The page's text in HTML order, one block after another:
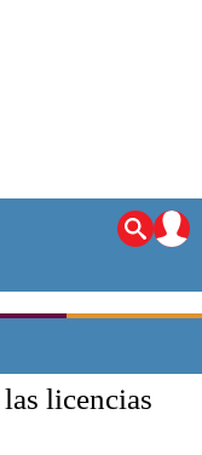
licencias